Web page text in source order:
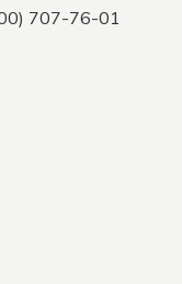
707-76-01